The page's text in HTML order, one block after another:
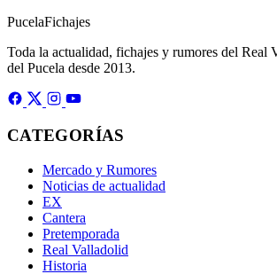
PucelaFichajes
Toda la actualidad, fichajes y rumores del Real
del Pucela desde 2013.
CATEGORÍAS
Mercado y Rumores
Noticias de actualidad
EX
Cantera
Pretemporada
Real Valladolid
Historia